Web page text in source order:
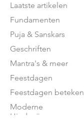
Laatste artikelen
Fundamenten
Puja & Sanskars
Geschriften
Mantra's & meer
Feestdagen
Feestdagen
Moderne
Hindoeïsme